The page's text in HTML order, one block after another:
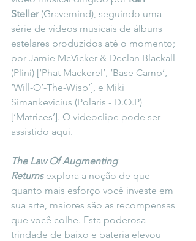
Steller (Gravemind), seguindo uma
série de vídeos musicais de álbuns
estelares produzidos até o momento;
por Jamie McVicker & Declan Blackall
(Plini) [‘Phat Mackerel’, ‘Base Camp’,
‘Will-O’-The-Wisp’], e Miki
Simankevicius (Polaris - D.O.P)
[‘Matrices’]. O videoclipe pode ser
assistido aqui.
The Law Of Augmenting
Returns explora a noção de que
quanto mais esforço você investe em
sua arte, maiores são as recompensas
que você colhe. Esta poderosa
trindade de baixo e bateria elevou